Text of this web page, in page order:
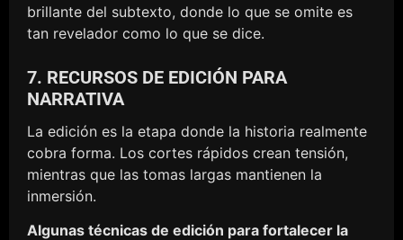
brillante del subtexto, donde lo que se omite es
tan revelador como lo que se dice.
7. RECURSOS DE EDICIÓN PARA
NARRATIVA
La edición es la etapa donde la historia realmente
cobra forma. Los cortes rápidos crean tensión,
mientras que las tomas largas mantienen la
inmersión.
Algunas técnicas de edición para fortalecer la